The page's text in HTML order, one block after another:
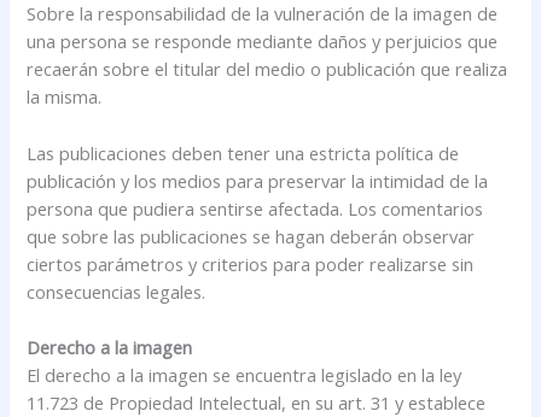
Sobre la responsabilidad de la vulneración de la imagen de
una persona se responde mediante daños y perjuicios que
recaerán sobre el titular del medio o publicación que realiza
la misma.
Las publicaciones deben tener una estricta política de
publicación y los medios para preservar la intimidad de la
persona que pudiera sentirse afectada. Los comentarios
que sobre las publicaciones se hagan deberán observar
ciertos parámetros y criterios para poder realizarse sin
consecuencias legales.
Derecho a la imagen
El derecho a la imagen se encuentra legislado en la ley
11.723 de Propiedad Intelectual, en su art. 31 y establece